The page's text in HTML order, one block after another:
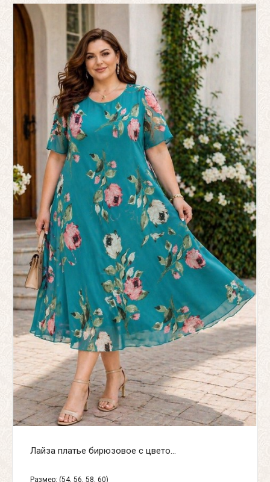
Лайза платье бирюзовое с цвето...
Размер: (54, 56, 58, 60)